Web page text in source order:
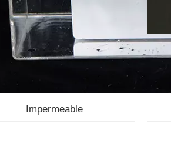
Impermeable